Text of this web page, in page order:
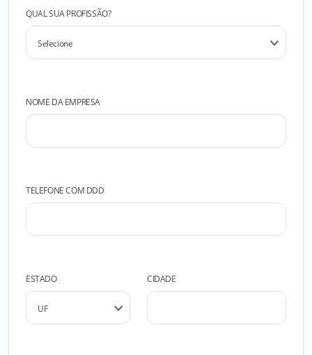
QUAL SUA PROFISSÃO?
NOME DA EMPRESA
TELEFONE COM DDD
ESTADO CIDADE